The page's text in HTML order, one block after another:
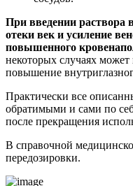
При введении раствора
отеки век и усиление
повышенного
некоторых случаях
повышение
Практически все
обратимыми и сами по
после прекращения
В справочной
передозировки.